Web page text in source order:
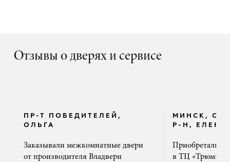
Отзывы о дверях и сервисе
ПР-Т ПОБЕДИТЕЛЕЙ,
ОЛЬГА
Заказывали межкомнатные двери
от производителя Владвери
МИНСК,
Р-Н, ЕЛЕНА
Приобретали
в ТЦ «Трюм».